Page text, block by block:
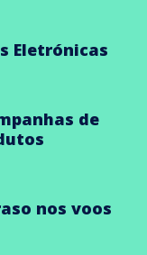
Eletrónicas
de
nos voos